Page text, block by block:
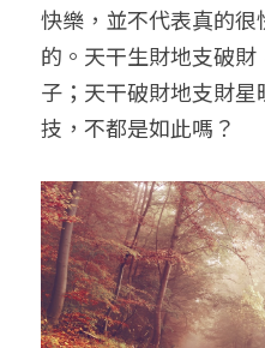
快樂，並不代表真的
的。天干生財地支破
子；天干破財地支財
技，不都是如此嗎？